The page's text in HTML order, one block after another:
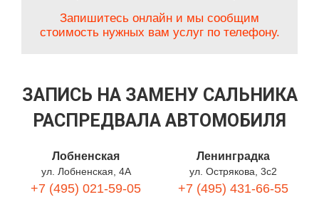
Запишитесь онлайн и мы сообщим
стоимость нужных вам услуг по телефону.
ЗАПИСЬ НА ЗАМЕНУ САЛЬНИКА
РАСПРЕДВАЛА АВТОМОБИЛЯ
Лобненская
ул. Лобненская, 4А
+7 (495) 021-59-05
Ленинградка
ул. Острякова, 3с2
+7 (495) 431-66-55